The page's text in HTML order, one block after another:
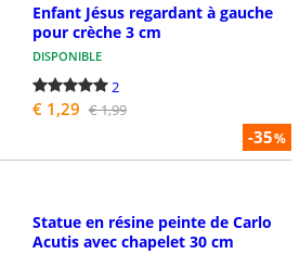
-35%
Enfant Jésus regardant à gauche
pour crèche 3 cm
DISPONIBLE
2
€ 1,29 € 1,99
Statue en résine peinte de Carlo
Acutis avec chapelet 30 cm